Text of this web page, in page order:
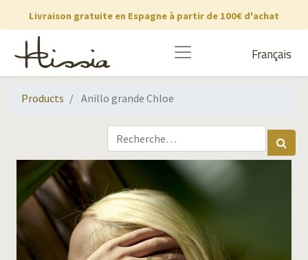
Livraison gratuite en Espagne à partir de 100€ d'achat
Français
Products Anillo grande Chloe